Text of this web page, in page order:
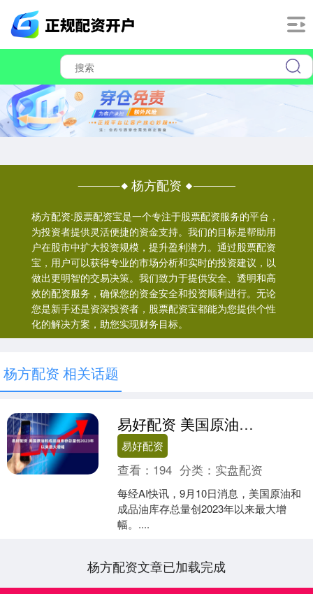
杨方配资
杨方配资:股票配资宝是一个专注于股票配资服务的平台，
为投资者提供灵活便捷的资金支持。我们的目标是帮助用
户在股市中扩大投资规模，提升盈利潜力。通过股票配资
宝，用户可以获得专业的市场分析和实时的投资建议，以
做出更明智的交易决策。我们致力于提供安全、透明和高
效的配资服务，确保您的资金安全和投资顺利进行。无论
您是新手还是资深投资者，股票配资宝都能为您提供个性
化的解决方案，助您实现财务目标。
杨方配资 相关话题
易好配资 美国原油和成品油库存总量创2023年以来最大增幅
易好配资
查看： 194 分类： 实盘配资
每经AI快讯，9月10日消息，美国原油和
成品油库存总量创2023年以来最大增
幅。....
杨方配资文章已加载完成